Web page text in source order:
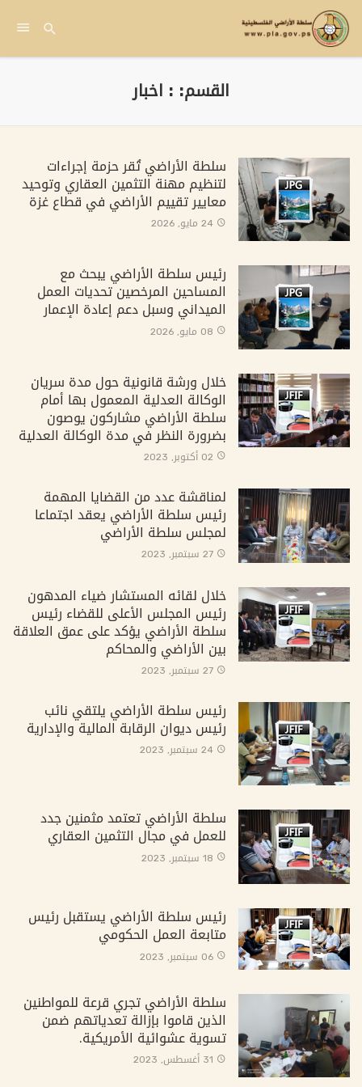
القسم: : اخبار
سلطة الأراضي تُقر حزمة إجراءات
لتنظيم مهنة التثمين العقاري وتوحيد
معايير تقييم الأراضي في قطاع غزة
24 مايو, 2026
رئيس سلطة الأراضي يبحث مع
المساحين المرخصين تحديات العمل
الميداني وسبل دعم إعادة الإعمار
08 مايو, 2026
خلال ورشة قانونية حول مدة سريان
الوكالة العدلية المعمول بها أمام
سلطة الأراضي مشاركون يوصون
بضرورة النظر في مدة الوكالة العدلية
02 أكتوبر, 2023
لمناقشة عدد من القضايا المهمة
رئيس سلطة الأراضي يعقد اجتماعا
لمجلس سلطة الأراضي
27 سبتمبر, 2023
خلال لقائه المستشار ضياء المدهون
رئيس المجلس الأعلى للقضاء رئيس
سلطة الأراضي يؤكد على عمق العلاقة
بين الأراضي والمحاكم
27 سبتمبر, 2023
رئيس سلطة الأراضي يلتقي نائب
رئيس ديوان الرقابة المالية والإدارية
24 سبتمبر, 2023
سلطة الأراضي تعتمد مثمنين جدد
للعمل في مجال التثمين العقاري
18 سبتمبر, 2023
رئيس سلطة الأراضي يستقبل رئيس
متابعة العمل الحكومي
06 سبتمبر, 2023
سلطة الأراضي تجري قرعة للمواطنين
الذين قاموا بإزالة تعدياتهم ضمن
تسوية عشوائية الأمريكية.
31 أغسطس, 2023